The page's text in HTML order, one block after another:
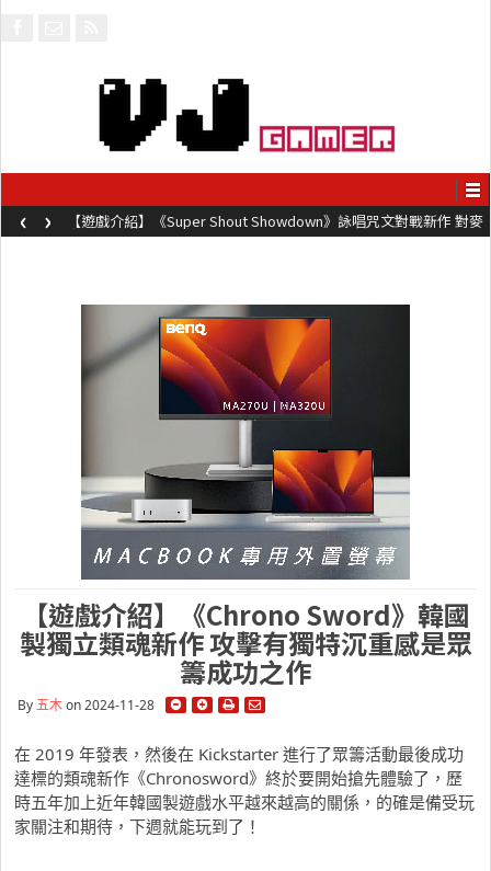
【遊戲介紹】《Super Shout Showdown》詠唱咒文對戰新作 對麥
克風唸咒可自訂咒文越長越強
‹ ›
【遊戲介紹】《Chrono Sword》韓國
製獨立類魂新作 攻擊有獨特沉重感是眾
籌成功之作
By五木on 2024-11-28
在 2019 年發表，然後在 Kickstarter 進行了眾籌活動最後成功
達標的類魂新作《Chronosword》終於要開始搶先體驗了，歷
時五年加上近年韓國製遊戲水平越來越高的關係，的確是備受玩
家關注和期待，下週就能玩到了！